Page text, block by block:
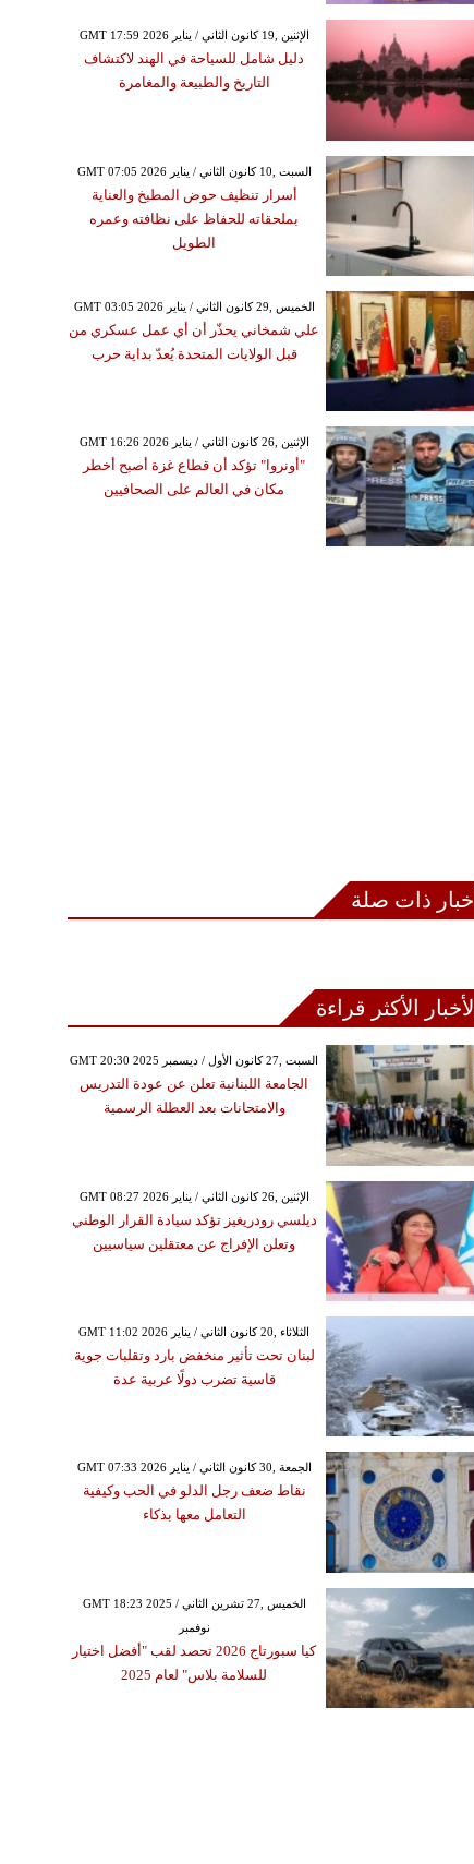
GMT 17:59 2026 الإثنين ,19 كانون الثاني / يناير
دليل شامل للسياحة في الهند لاكتشاف
التاريخ والطبيعة والمغامرة
GMT 07:05 2026 السبت ,10 كانون الثاني / يناير
أسرار تنظيف حوض المطبخ والعناية
بملحقاته للحفاظ على نظافته وعمره
الطويل
GMT 03:05 2026 الخميس ,29 كانون الثاني / يناير
علي شمخاني يحذّر أن أي عمل عسكري من
قبل الولايات المتحدة يُعدّ بداية حرب
GMT 16:26 2026 الإثنين ,26 كانون الثاني / يناير
"أونروا" تؤكد أن قطاع غزة أصبح أخطر
مكان في العالم على الصحافيين
أخبار ذات صلة
الأخبار الأكثر قراءة
GMT 20:30 2025 السبت ,27 كانون الأول / ديسمبر
الجامعة اللبنانية تعلن عن عودة التدريس
والامتحانات بعد العطلة الرسمية
GMT 08:27 2026 الإثنين ,26 كانون الثاني / يناير
ديلسي رودريغيز تؤكد سيادة القرار الوطني
وتعلن الإفراج عن معتقلين سياسيين
GMT 11:02 2026 الثلاثاء ,20 كانون الثاني / يناير
لبنان تحت تأثير منخفض بارد وتقلبات جوية
قاسية تضرب دولًا عربية عدة
GMT 07:33 2026 الجمعة ,30 كانون الثاني / يناير
نقاط ضعف رجل الدلو في الحب وكيفية
التعامل معها بذكاء
GMT 18:23 2025 الخميس ,27 تشرين الثاني /
نوفمبر
كيا سبورتاج 2026 تحصد لقب "أفضل اختيار
للسلامة بلاس" لعام 2025